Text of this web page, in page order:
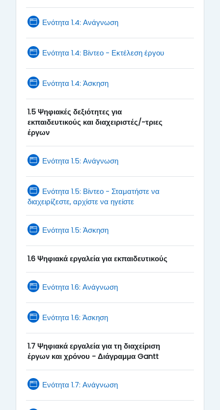
Ενότητα 1.4: ΑνάγνωσηPage
Ενότητα 1.4: Βίντεο - Εκτέλεση έργουPage
Ενότητα 1.4: ΆσκησηPage
1.5 Ψηφιακές δεξιότητες για
εκπαιδευτικούς και διαχειριστές/-τριες
έργων
Ενότητα 1.5: ΑνάγνωσηPage
Ενότητα 1.5: Βίντεο - Σταματήστε να
διαχειρίζεστε, αρχίστε να ηγείστεPage
Ενότητα 1.5: ΆσκησηPage
1.6 Ψηφιακά εργαλεία για εκπαιδευτικούς
Ενότητα 1.6: ΑνάγνωσηPage
Ενότητα 1.6: ΆσκησηPage
1.7 Ψηφιακά εργαλεία για τη διαχείριση
έργων και χρόνου - Διάγραμμα Gantt
Ενότητα 1.7: ΑνάγνωσηPage